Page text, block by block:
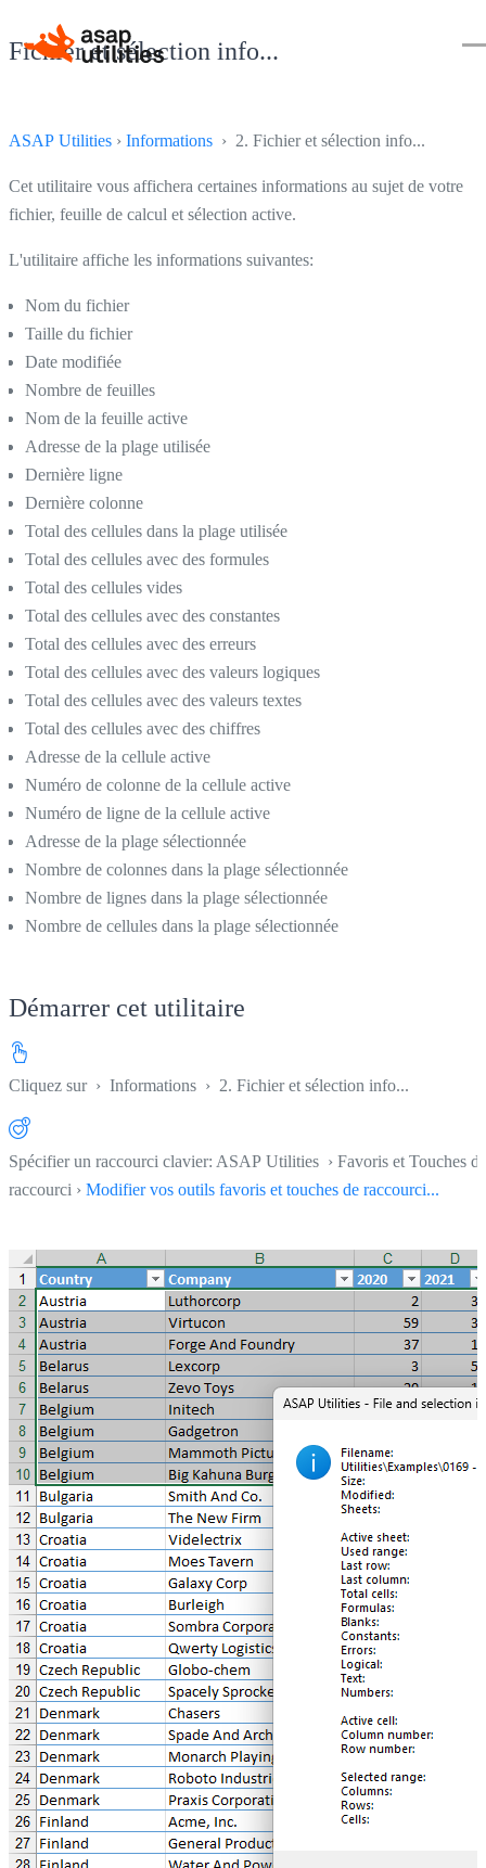
Fichier et sélection info...
ASAP Utilities › Informations › 2. Fichier et sélection info...
Cet utilitaire vous affichera certaines informations au sujet de votre
fichier, feuille de calcul et sélection active.
L'utilitaire affiche les informations suivantes:
Nom du fichier
Taille du fichier
Date modifiée
Nombre de feuilles
Nom de la feuille active
Adresse de la plage utilisée
Dernière ligne
Dernière colonne
Total des cellules dans la plage utilisée
Total des cellules avec des formules
Total des cellules vides
Total des cellules avec des constantes
Total des cellules avec des erreurs
Total des cellules avec des valeurs logiques
Total des cellules avec des valeurs textes
Total des cellules avec des chiffres
Adresse de la cellule active
Numéro de colonne de la cellule active
Numéro de ligne de la cellule active
Adresse de la plage sélectionnée
Nombre de colonnes dans la plage sélectionnée
Nombre de lignes dans la plage sélectionnée
Nombre de cellules dans la plage sélectionnée
Démarrer cet utilitaire
Cliquez sur › Informations › 2. Fichier et sélection info...
Spécifier un raccourci clavier: ASAP Utilities › Favoris et Touches de
raccourci › Modifier vos outils favoris et touches de raccourci...